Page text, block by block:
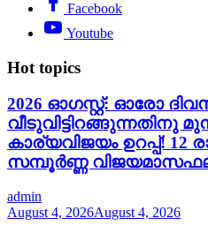
Facebook
Youtube
Hot topics
2026 ഓഗസ്റ്റ്: ഓരോ
കാര്യവിജയം ഉറപ്പ്! 12
സമ്പൂർണ്ണ
admin
August 4, 2026August 4, 2026